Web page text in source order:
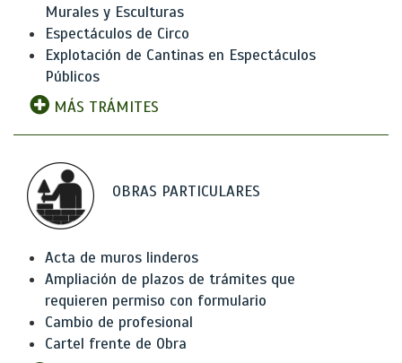
Murales y Esculturas
Espectáculos de Circo
Explotación de Cantinas en Espectáculos
Públicos
MÁS TRÁMITES
OBRAS PARTICULARES
Acta de muros linderos
Ampliación de plazos de trámites que
requieren permiso con formulario
Cambio de profesional
Cartel frente de Obra